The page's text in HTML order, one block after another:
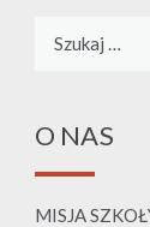
O NAS
MISJA